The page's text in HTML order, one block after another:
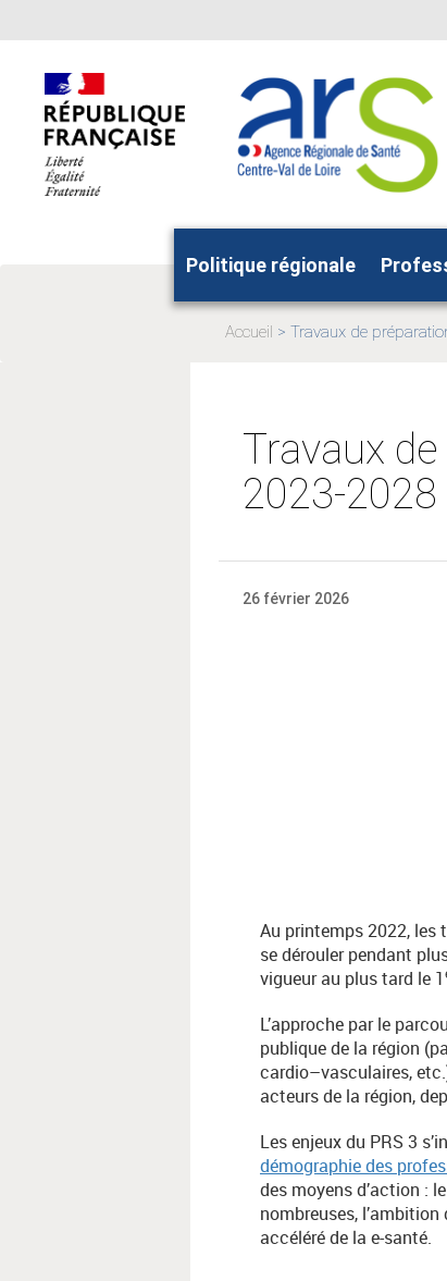
principal,
Politique régionale
Accueil
Travaux de
Travaux
2023-2028
26 février 2026
Au printemps 2022, les
se dérouler pendant
vigueur au plus tard le 1
L’approche par le
publique de la région
cardio–vasculaires,
acteurs de la région,
Les enjeux du PRS 3
démographie des
des moyens d’action :
nombreuses,
accéléré de la e-santé.